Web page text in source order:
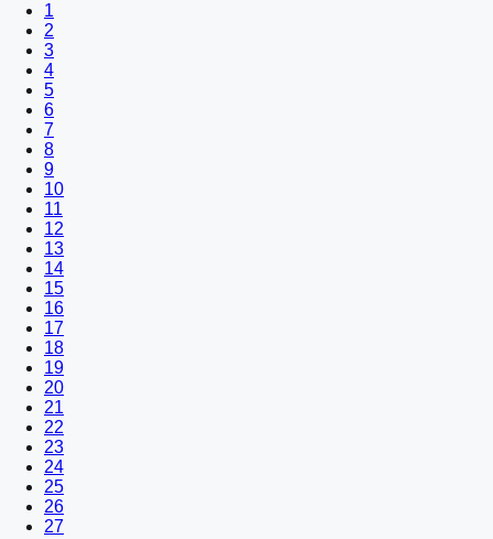
1
2
3
4
5
6
7
8
9
10
11
12
13
14
15
16
17
18
19
20
21
22
23
24
25
26
27